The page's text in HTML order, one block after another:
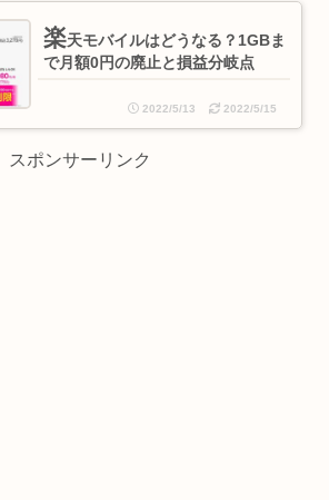
楽天モバイルはどうなる？1GBま
で月額0円の廃止と損益分岐点
2022/5/13 2022/5/15
スポンサーリンク